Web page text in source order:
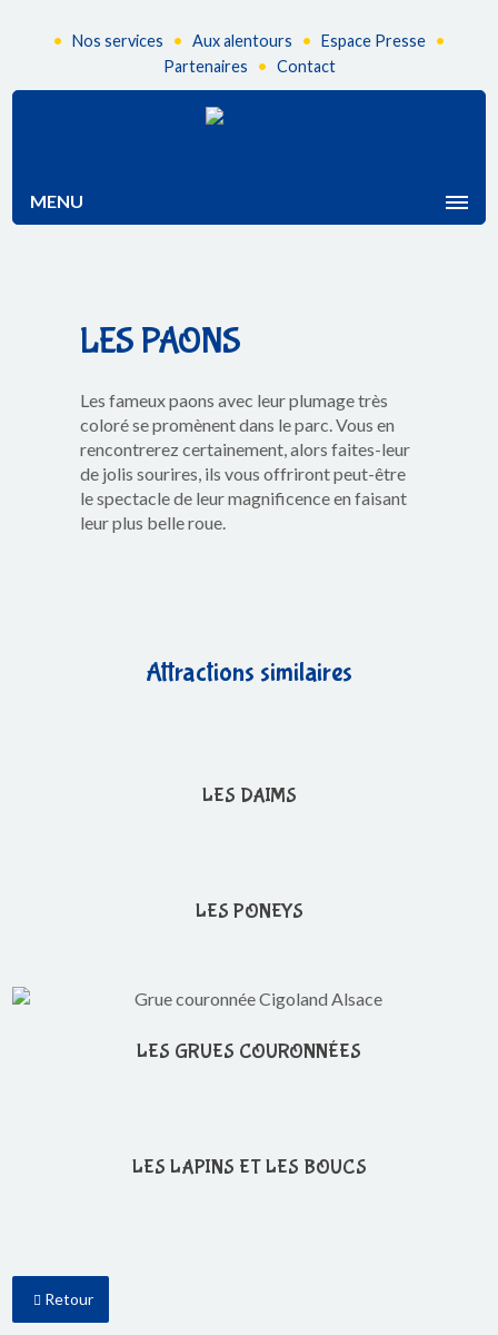
• Nos services • Aux alentours • Espace Presse •
Partenaires • Contact
MENU
LES PAONS
Les fameux paons avec leur plumage très
coloré se promènent dans le parc. Vous en
rencontrerez certainement, alors faites-leur
de jolis sourires, ils vous offriront peut-être
le spectacle de leur magnificence en faisant
leur plus belle roue.
Attractions similaires
LES DAIMS
LES PONEYS
LES GRUES COURONNÉES
LES LAPINS ET LES BOUCS
Retour